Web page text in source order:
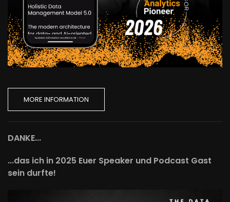
MORE INFORMATION
DANKE...
...das ich in 2025 Euer Speaker und Podcast Gast
sein durfte!